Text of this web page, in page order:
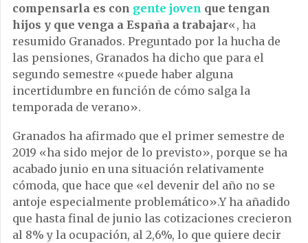
compensarla es con gente joven que tengan
hijos y que venga a España a trabajar«, ha
resumido Granados. Preguntado por la hucha de
las pensiones, Granados ha dicho que para el
segundo semestre «puede haber alguna
incertidumbre en función de cómo salga la
temporada de verano».
Granados ha afirmado que el primer semestre de
2019 «ha sido mejor de lo previsto», porque se ha
acabado junio en una situación relativamente
cómoda, que hace que «el devenir del año no se
antoje especialmente problemático».Y ha añadido
que hasta final de junio las cotizaciones crecieron
al 8% y la ocupación, al 2,6%, lo que quiere decir